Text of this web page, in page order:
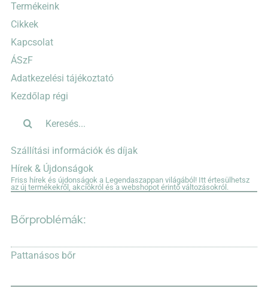
Termékeink
Cikkek
Kapcsolat
ÁSzF
Adatkezelési tájékoztató
Kezdőlap régi
Szállítási információk és díjak
Hírek & Újdonságok
Friss hírek és újdonságok a Legendaszappan világából! Itt értesülhetsz
az új termékekről, akciókról és a webshopot érintő változásokról.
Bőrproblémák:
Pattanásos bőr